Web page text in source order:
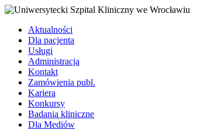
Aktualności
Dla pacjenta
Usługi
Administracja
Kontakt
Zamówienia publ.
Kariera
Konkursy
Badania kliniczne
Dla Mediów